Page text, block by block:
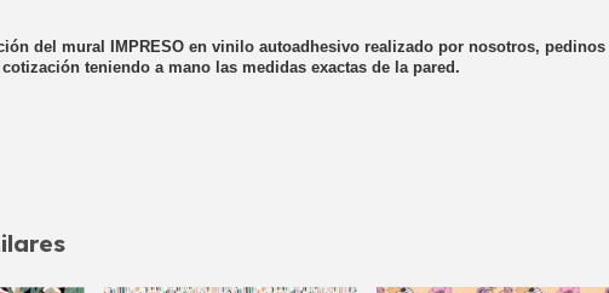
del mural IMPRESO en vinilo autoadhesivo realizado por nosotros, pedinos
cotización teniendo a mano las medidas exactas de la pared.